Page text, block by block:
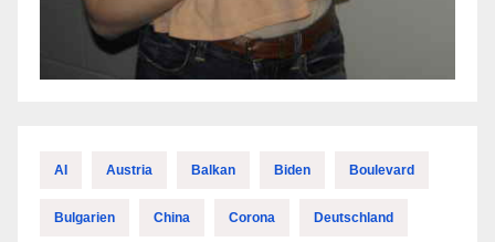
AI Austria Balkan Biden Boulevard
Bulgarien China Corona Deutschland